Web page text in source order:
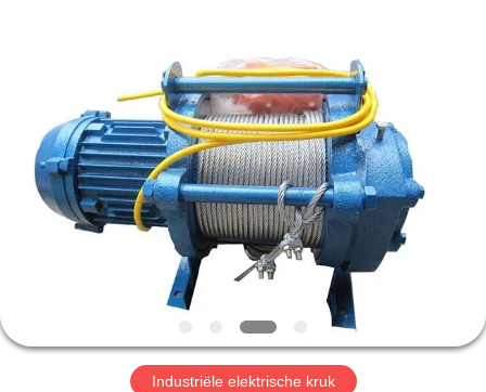
HUIS
PRODUCTEN
ONGEVEER
FABRIEKSREIS
Industriële elektrische kruk